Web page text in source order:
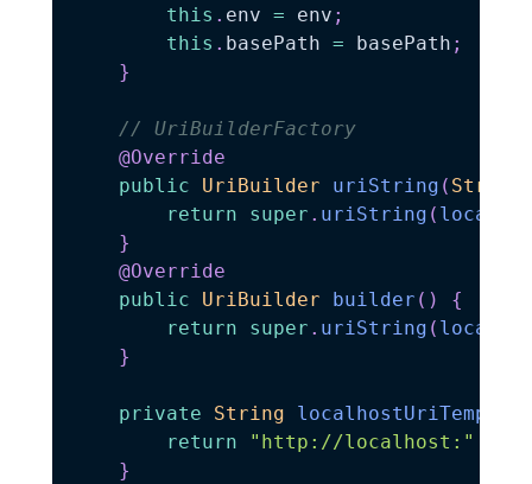
this . env = env ;
this . basePath = basePath ;
}
// UriBuilderFactory
@Override
public
UriBuilder uriString ( String
return
super . uriString (
}
@Override
public
UriBuilder builder ( )
{
return
super . uriString (
}
private String
return
"http://localhost:"
}